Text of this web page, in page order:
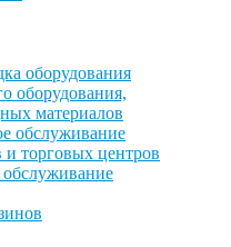
оборудования
оборудования,
материалов
обслуживание
торговых центров
обслуживание